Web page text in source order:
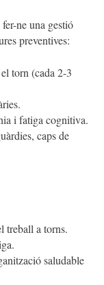
ne una gestió
preventives:
torn (cada 2-3
i fatiga cognitiva.
caps de
treball a torns.
saludable